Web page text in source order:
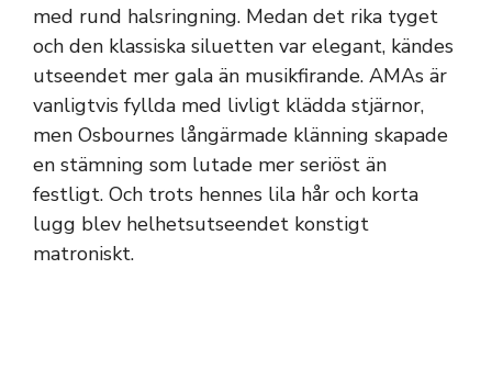
med rund halsringning. Medan det rika tyget
och den klassiska siluetten var elegant, kändes
utseendet mer gala än musikfirande. AMAs är
vanligtvis fyllda med livligt klädda stjärnor,
men Osbournes långärmade klänning skapade
en stämning som lutade mer seriöst än
festligt. Och trots hennes lila hår och korta
lugg blev helhetsutseendet konstigt
matroniskt.